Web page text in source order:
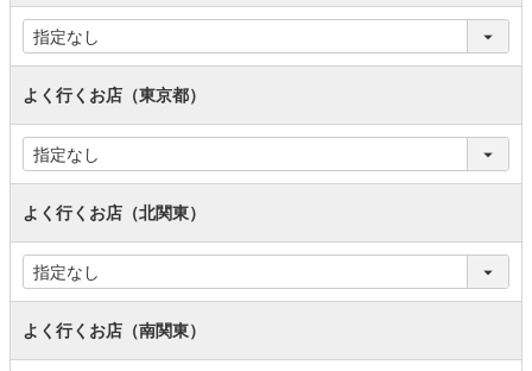
よく行くお店（東京都）
よく行くお店（北関東）
よく行くお店（南関東）